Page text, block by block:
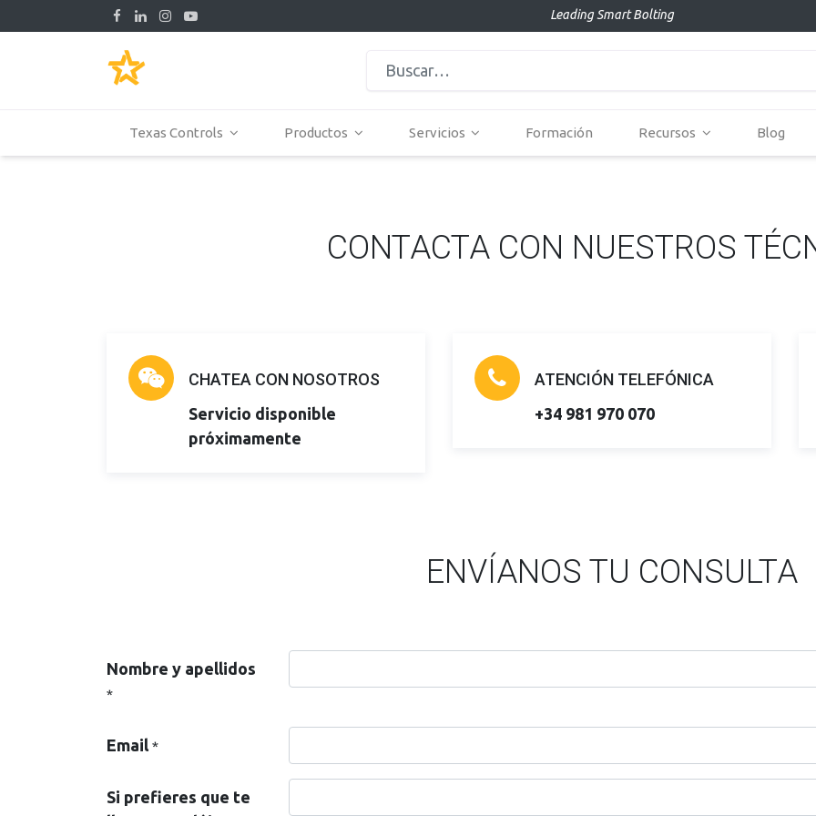
Leading Smart Bolting
Texas Controls Productos Servicios Formación Recursos Blog
CONTACTA CON NUESTROS
CHATEA CON NOSOTROS
Servicio disponible
próximamente
ATENCIÓN TELEFÓNICA
+34 981 970 070
ENVÍANOS TU CONSULTA
Nombre y apellidos
*
Email *
Si prefieres que te